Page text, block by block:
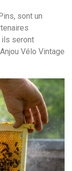
sont un
ils seront
Vélo Vintage